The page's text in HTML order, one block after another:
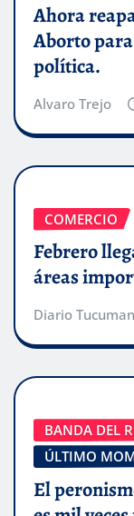
Ahora
Aborto
política.
Alvaro Trejo
COMERCIO
Febrero
áreas
Diario
BANDA DEL
ÚLTIMO
El